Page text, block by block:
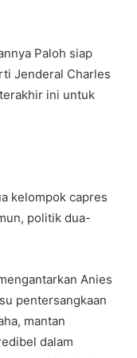
Paloh siap
Jenderal Charles
ini untuk
kelompok capres
politik dua-
Anies
pentersangkaan
mantan
dalam